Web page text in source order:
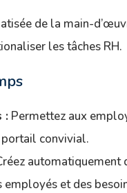
de la main-
les tâches RH.
: Permettez aux
portail convivial.
et des